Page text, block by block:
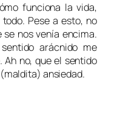
funciona la vida,
Pese a esto, no
nos venía encima.
arácnido me
no, que el sentido
ansiedad.